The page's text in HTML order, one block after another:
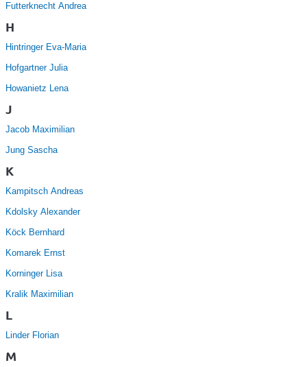
Futterknecht Andrea
H
Hintringer Eva-Maria
Hofgartner Julia
Howanietz Lena
J
Jacob Maximilian
Jung Sascha
K
Kampitsch Andreas
Kdolsky Alexander
Köck Bernhard
Komarek Ernst
Korninger Lisa
Kralik Maximilian
L
Linder Florian
M